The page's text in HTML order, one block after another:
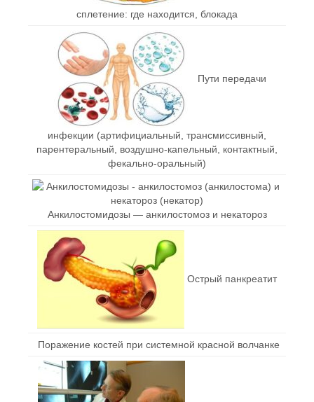
сплетение: где находится, блокада
Пути передачи
инфекции (артифициальный, трансмиссивный,
парентеральный, воздушно-капельный, контактный,
фекально-оральный)
Анкилостомидозы — анкилостомоз и некатороз
Острый панкреатит
Поражение костей при системной красной волчанке